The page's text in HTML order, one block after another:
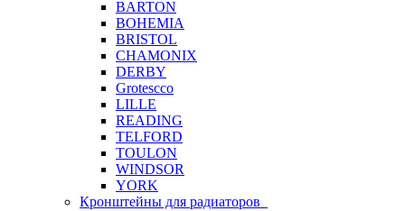
BARTON
BOHEMIA
BRISTOL
CHAMONIX
DERBY
Grotescco
LILLE
READING
TELFORD
TOULON
WINDSOR
YORK
Кронштейны для радиаторов